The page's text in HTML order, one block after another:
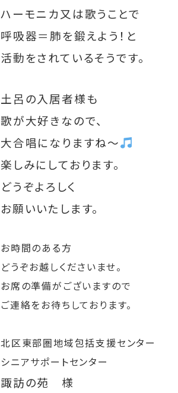
ハーモニカ又は歌うことで
呼吸器＝肺を鍛えよう！と
活動をされているそうです。
土呂の入居者様も
歌が大好きなので、
大合唱になりますね～
楽しみにしております。
どうぞよろしく
お願いいたします。
お時間のある方
どうぞお越しくださいませ。
お席の準備がございますので
ご連絡をお待ちしております。
北区東部圏地域包括支援センター
シニアサポートセンター
諏訪の苑 様